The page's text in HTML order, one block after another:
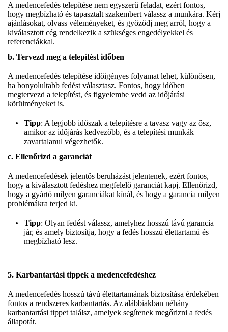
A medencefedés telepítése nem egyszerű feladat, ezért fontos,
hogy megbízható és tapasztalt szakembert válassz a munkára. Kérj
ajánlásokat, olvass véleményeket, és győződj meg arról, hogy a
kiválasztott cég rendelkezik a szükséges engedélyekkel és
referenciákkal.
b. Tervezd meg a telepítést időben
A medencefedés telepítése időigényes folyamat lehet, különösen,
ha bonyolultabb fedést választasz. Fontos, hogy időben
megtervezd a telepítést, és figyelembe vedd az időjárási
körülményeket is.
Tipp: A legjobb időszak a telepítésre a tavasz vagy az ősz,
amikor az időjárás kedvezőbb, és a telepítési munkák
zavartalanul végezhetők.
c. Ellenőrizd a garanciát
A medencefedések jelentős beruházást jelentenek, ezért fontos,
hogy a kiválasztott fedéshez megfelelő garanciát kapj. Ellenőrizd,
hogy a gyártó milyen garanciákat kínál, és hogy a garancia milyen
problémákra terjed ki.
Tipp: Olyan fedést válassz, amelyhez hosszú távú garancia
jár, és amely biztosítja, hogy a fedés hosszú élettartamú és
megbízható lesz.
5. Karbantartási tippek a medencefedéshez
A medencefedés hosszú távú élettartamának biztosítása érdekében
fontos a rendszeres karbantartás. Az alábbiakban néhány
karbantartási tippet találsz, amelyek segítenek megőrizni a fedés
állapotát.